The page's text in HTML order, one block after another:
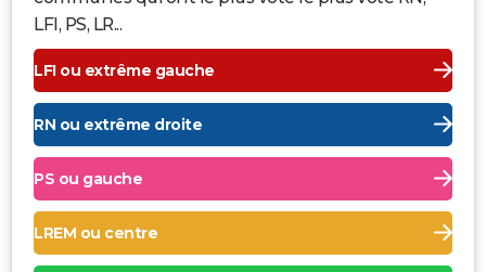
LFI, PS, LR...
LFI ou extrême gauche
RN ou extrême droite
PS ou gauche
LREM ou centre